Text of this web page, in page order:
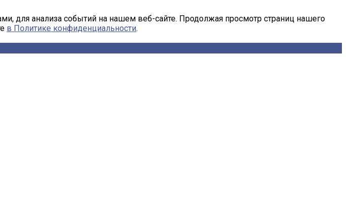
для анализа событий на нашем веб-сайте. Продолжая просмотр страниц нашего
в Политике конфиденциальности.